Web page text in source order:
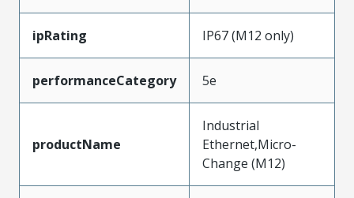
ipRating IP67 (M12 only)
performanceCategory 5e
productName
Industrial
Ethernet,Micro-
Change (M12)